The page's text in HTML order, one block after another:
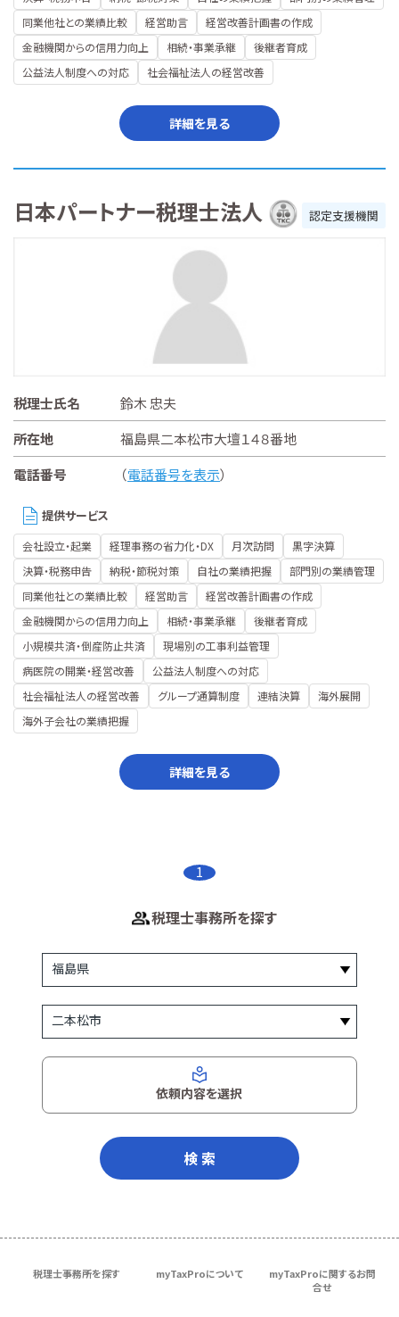
同業他社との業績比較
経営助言
経営改善計画書の作成
金融機関からの信用力向上
相続・事業承継
後継者育成
公益法人制度への対応
社会福祉法人の経営改善
詳細を見る
日本パートナー税理士法人 認定支援機関
税理士氏名
鈴木 忠夫
所在地
福島県二本松市大壇１４８番地
電話番号
（電話番号を表示）
提供サービス
会社設立・起業 経理事務の省力化・DX 月次訪問
黒字決算
決算・税務申告
納税・節税対策 自社の業績把握
部門別の業績管理
同業他社との業績比較
経営助言
経営改善計画書の作成
金融機関からの信用力向上
相続・事業承継
後継者育成
小規模共済・倒産防止共済
現場別の工事利益管理
病医院の開業・経営改善
公益法人制度への対応
社会福祉法人の経営改善
グループ通算制度 連結決算
海外展開
海外子会社の業績把握
詳細を見る
1
税理士事務所を探す
依頼内容を選択
検 索
税理士事務所を探す myTaxProについて
myTaxProに関するお問
合せ